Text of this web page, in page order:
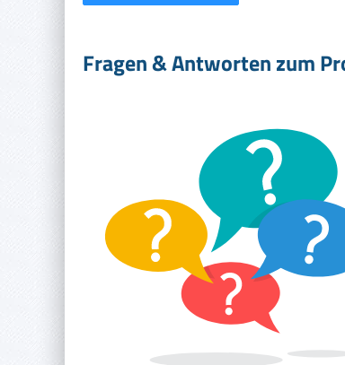
Fragen & Antworten zum